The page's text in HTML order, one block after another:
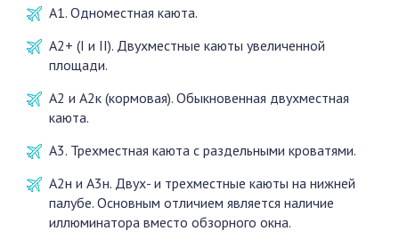
А1. Одноместная каюта.
А2+ (I и II). Двухместные каюты увеличенной
площади.
А2 и А2к (кормовая). Обыкновенная двухместная
каюта.
А3. Трехместная каюта с раздельными кроватями.
А2н и А3н. Двух- и трехместные каюты на нижней
палубе. Основным отличием является наличие
иллюминатора вместо обзорного окна.